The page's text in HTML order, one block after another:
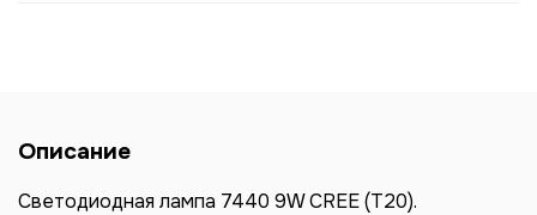
Описание
Светодиодная лампа 7440 9W CREE (T20).